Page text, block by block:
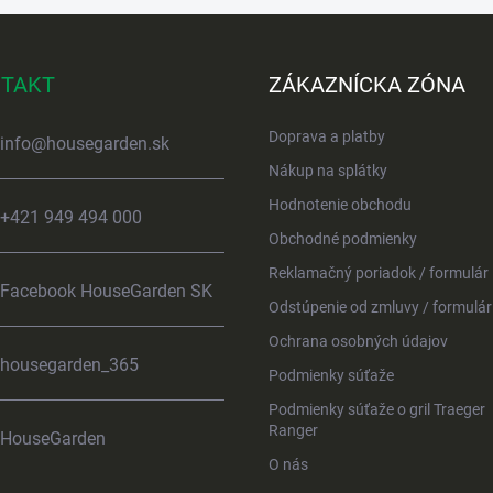
info@housegarden.sk
+421 949 494 000
Facebook HouseGarden SK
housegarden_365
HouseGarden
ZÁKAZNÍCKA ZÓNA
Doprava a platby
Nákup na splátky
Hodnotenie obchodu
Obchodné podmienky
Reklamačný poriadok / formulár
Odstúpenie od zmluvy / formulár
Ochrana osobných údajov
Podmienky súťaže
Podmienky súťaže o gril Traeger
Ranger
O nás